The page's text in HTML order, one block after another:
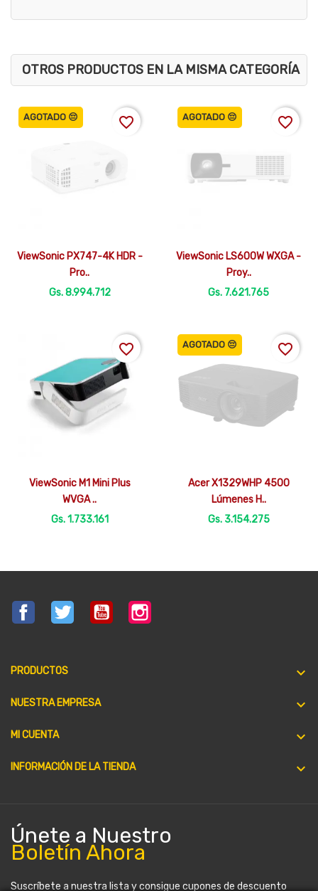
OTROS PRODUCTOS EN LA MISMA CATEGORÍA
Vista rápida
ViewSonic PX747-4K HDR -
Pro..
Gs. 8.994.712
AGOTADO 😔 favorite_border
Vista rápida
ViewSonic LS600W WXGA -
Proy..
Gs. 7.621.765
AGOTADO 😔 favorite_border
Vista rápida
ViewSonic M1 Mini Plus
WVGA ..
Gs. 1.733.161
favorite_border
Vista rápida
Acer X1329WHP 4500
Lúmenes H..
Gs. 3.154.275
AGOTADO 😔 favorite_border
FacebookTwitter YouTube
PRODUCTOS 
NUESTRA EMPRESA 
MI CUENTA 
INFORMACIÓN DE LA TIENDA keyboard_arrow_down
Únete a Nuestro
Boletín Ahora
Suscríbete a nuestra lista y consigue cupones de descuento